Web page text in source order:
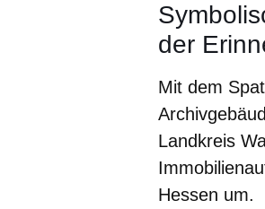
der
Mit dem
Landkreis
Hessen um.